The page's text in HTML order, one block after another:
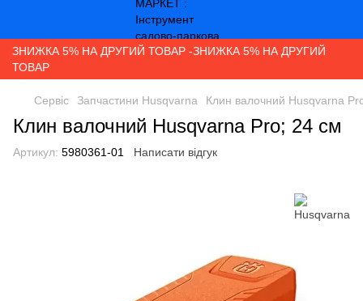
ЗНИЖКА 5% НА ДРУГИЙ ТОВАР -ЗНИЖКА 5% НА ДРУГИЙ
ТОВАР
Сервіс Запчастини Husqvarna Клин валочний Husqvarna
Клин валочний Husqvarna Pro; 24 см
Артикул: 5980361-01 Написати відгук